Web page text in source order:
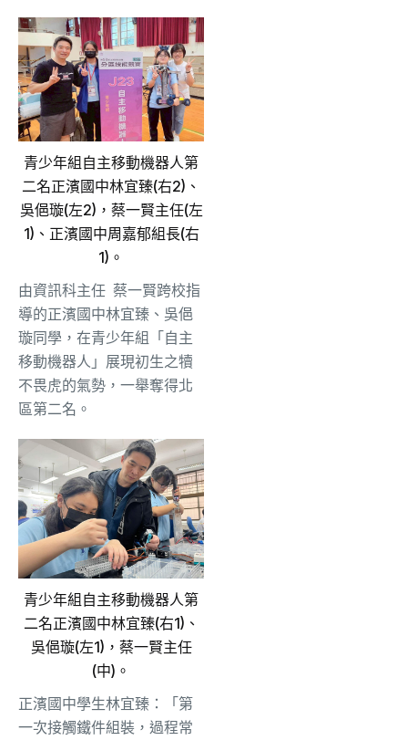
青少年組自主移動機器人第
二名正濱國中林宜臻(右2)、
吳俋璇(左2)，蔡一賢主任(左
1)、正濱國中周嘉郁組長(右
1)。
由資訊科主任 蔡一賢跨校指
導的正濱國中林宜臻、吳俋
璇同學，在青少年組「自主
移動機器人」展現初生之犢
不畏虎的氣勢，一舉奪得北
區第二名。
青少年組自主移動機器人第
二名正濱國中林宜臻(右1)、
吳俋璇(左1)，蔡一賢主任
(中)。
正濱國中學生林宜臻：「第
一次接觸鐵件組裝，過程常